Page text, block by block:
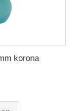
korona